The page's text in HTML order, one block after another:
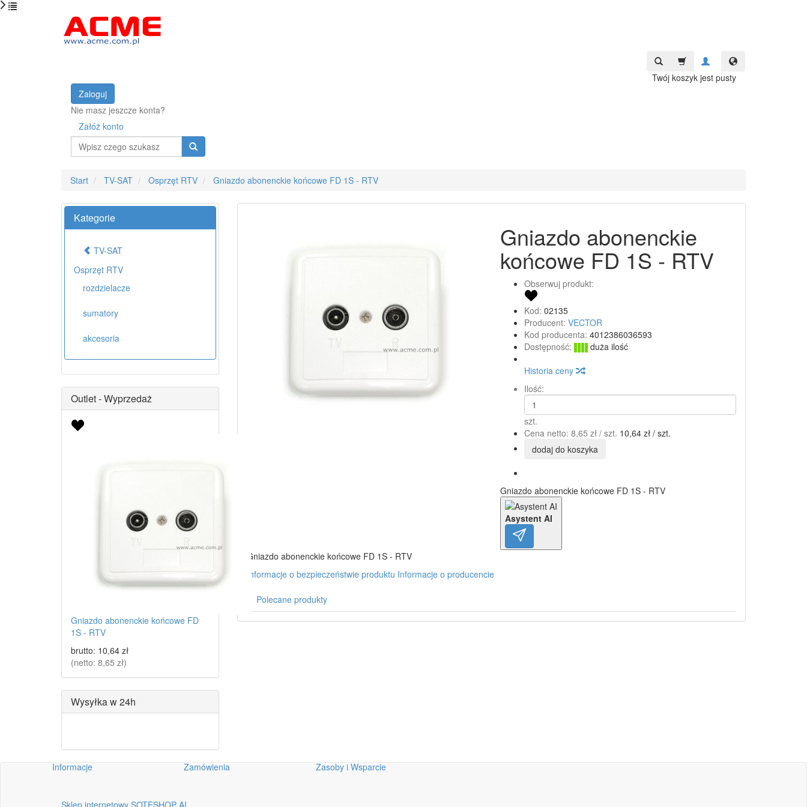
Twój koszyk jest pusty
Zaloguj
Nie masz jeszcze konta?
Załóż konto
Wyszukaj
Start TV-SAT Osprzęt RTV Gniazdo abonenckie końcowe FD 1S - RTV
Gniazdo abonenckie
końcowe FD 1S - RTV
Obserwuj produkt:
Kod: 02135
Producent: VECTOR
Kod producenta: 4012386036593
Dostępność:
duża ilość
Historia ceny
Ilość:
szt.
Cena netto:8,65 zł / szt. 10,64 zł / szt.
dodaj do koszyka
Gniazdo abonenckie końcowe FD 1S - RTV
Asystent AI
Gniazdo abonenckie końcowe FD 1S - RTV
Informacje o bezpieczeństwie produktu Informacje o producencie
Polecane produkty
Kategorie
TV-SAT
Osprzęt RTV
rozdzielacze
sumatory
akcesoria
Outlet - Wyprzedaż
Gniazdo abonenckie końcowe FD
1S - RTV
brutto: 10,64 zł
(netto: 8,65 zł)
Wysyłka w 24h
Informacje Zamówienia Zasoby i Wsparcie
Sklep internetowy SOTESHOP AI